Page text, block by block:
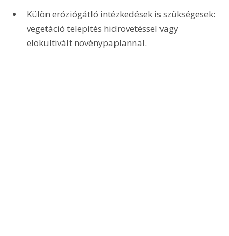
Külön eróziógátló intézkedések is szükségesek:
vegetáció telepítés hidrovetéssel vagy
elökultivált növénypaplannal.